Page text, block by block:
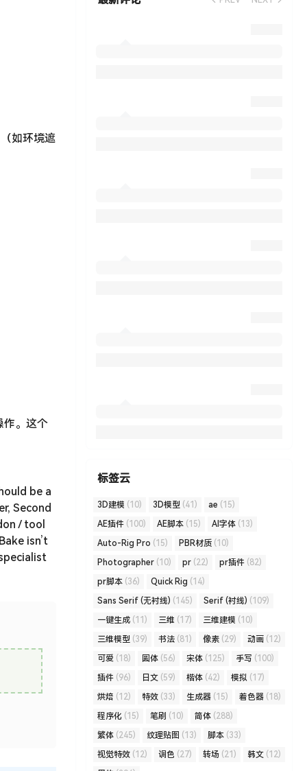
如环境遮
作。这个
be a
Second
/ tool
isn’t
标签云
3D建模 (10) 3D模型 (41) ae (15)
AE插件 (100) AE脚本 (15) AI字体 (13)
Auto-Rig Pro (15) PBR材质 (10)
Photographer (10) pr (22) pr插件 (82)
pr脚本 (36) Quick Rig (14)
Sans Serif (无衬线) (145) Serif (衬线) (109)
一键生成 (11) 三维 (17) 三维建模 (10)
三维模型 (39) 书法 (81) 像素 (29) 动画 (12)
可爱 (18) 圆体 (56) 宋体 (125) 手写 (100)
插件 (96) 日文 (59) 楷体 (42) 模拟 (17)
烘焙 (12) 特效 (33) 生成器 (15) 着色器 (18)
程序化 (15) 笔刷 (10) 简体 (288)
繁体 (245) 纹理贴图 (13) 脚本 (33)
视觉特效 (12) 调色 (27) 转场 (21) 韩文 (12)